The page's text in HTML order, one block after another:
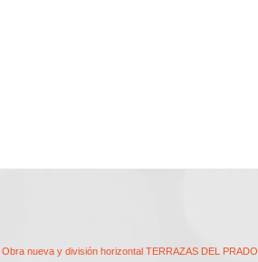
Obra nueva y división horizontal TERRAZAS DEL PRADO